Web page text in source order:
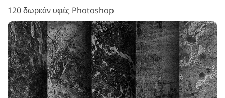
120 δωρεάν υφές Photoshop